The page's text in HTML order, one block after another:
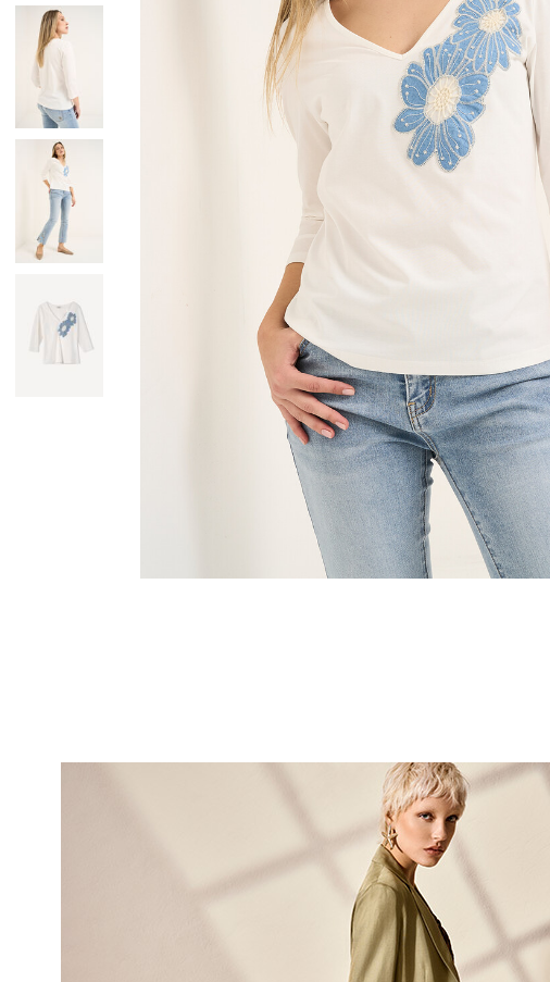
Occhiali da Sole
Ombrelli
Gift box
10% DI
sul tuo primo
Entra nella Community di
ai nostri consigli e